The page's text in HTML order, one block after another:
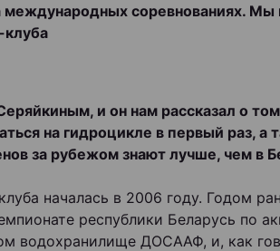
международных соревнованиях.
клуба
и он нам рассказал о
на гидроцикле в первый раз, а
за рубежом знают лучше, чем в
началась в 2006 году. Годом
республики Беларусь по
водохранилище ДОСААФ, и, как